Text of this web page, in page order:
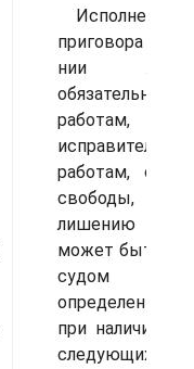
Исполнение
приговора об
нии
обязательным
работам,
работам,
свободы,
лише­нию
может быть
судом
при наличии
следующих